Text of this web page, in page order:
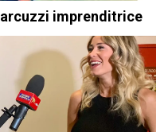
imprenditrice